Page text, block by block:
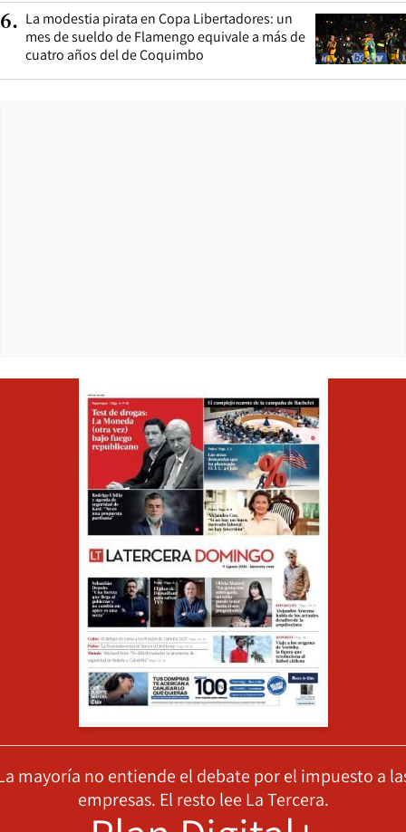
6. La modestia pirata en Copa Libertadores: un
mes de sueldo de Flamengo equivale a más de
cuatro años del de Coquimbo
mayoría no entiende el debate por el impuesto a
empresas. El resto lee La Tercera.